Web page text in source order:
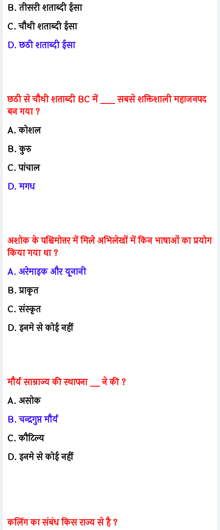
B. तीसरी शताब्दी ईसा
C. चौथी शताब्दी ईसा
D. छठी शताब्दी ईसा
छठी से चौथी शताब्दी BC में ___ सबसे शक्तिशाली महाजनपद
बन गया ?
A. कोशल
B. कुरु
C. पांचाल
D. मगध
अशोक के पश्चिमोत्तर में मिले अभिलेखों में किन भाषाओं का प्रयोग
किया गया था ?
A. अरेमाइक और यूनानी
B. प्राकृत
C. संस्कृत
D. इनमे से कोई नहीं
मौर्य साम्राज्य की स्थापना __ ने की ?
A. असोक
B. चन्द्रगुप्त मौर्य
C. कौटिल्य
D. इनमे से कोई नहीं
कलिंग का संबंध किस राज्य से है ?